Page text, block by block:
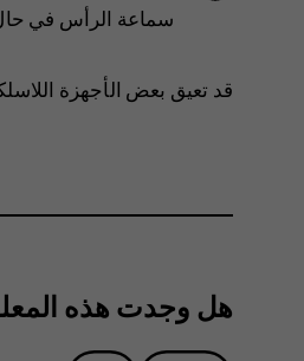
سماعة الرأس في
‏‫قد تعيق بعض الأجهزة
هل وجدت هذه